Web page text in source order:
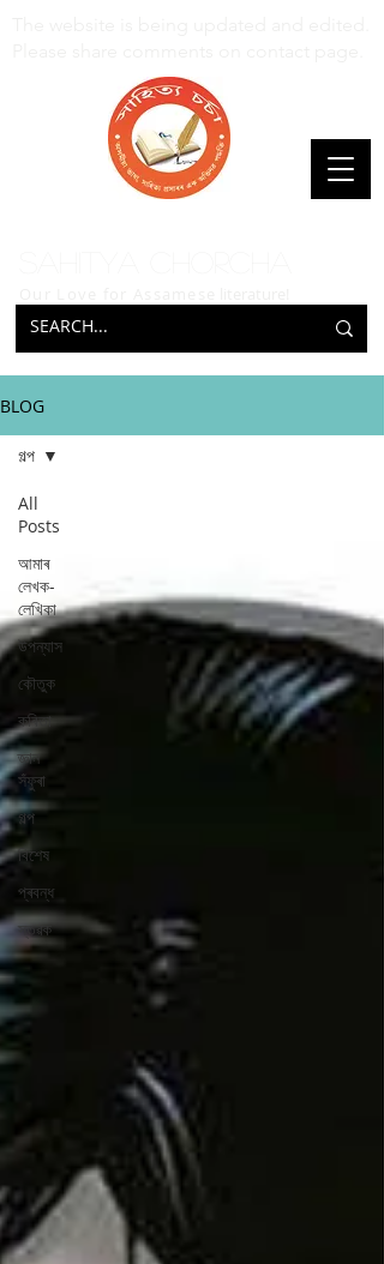
BLOG
All
Posts
আমাৰ
লেখক-
লেখিকা
উপন্যাস
কৌতুক
কবিতা
জ্ঞান
সঁফুৰা
গল্প
বিশেষ
প্ৰবন্ধ
স্তৱক
গল্প